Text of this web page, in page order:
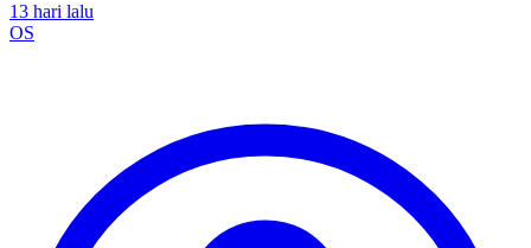
13 hari lalu
OS